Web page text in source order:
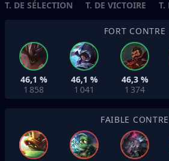
T. DE SÉLECTION T. DE VICTOIRE T.
FORT CONTRE
46,1 %
1 858
46,1 %
1 041
46,3 %
1 374
FAIBLE CONTRE